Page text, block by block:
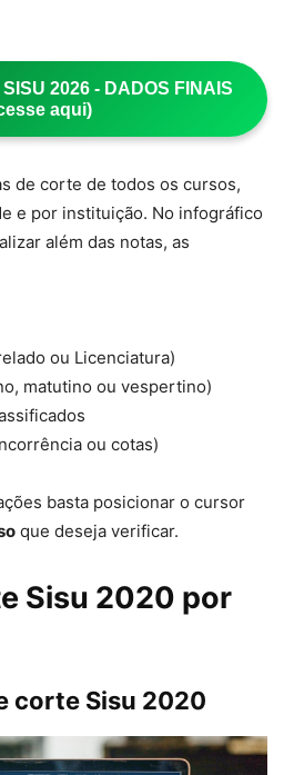
2026 - DADOS FINAIS
aqui)
de corte de todos os cursos,
e por instituição. No infográfico
além das notas, as
ou Licenciatura)
matutino ou vespertino)
ou cotas)
basta posicionar o cursor
que deseja verificar.
Sisu 2020 por
corte Sisu 2020